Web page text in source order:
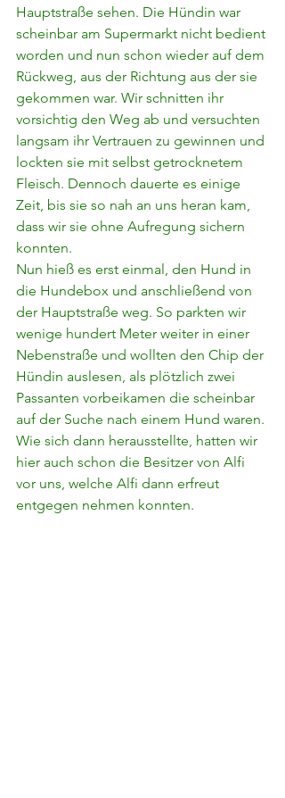
Hauptstraße sehen. Die Hündin war
scheinbar am Supermarkt nicht bedient
worden und nun schon wieder auf dem
Rückweg, aus der Richtung aus der sie
gekommen war. Wir schnitten ihr
vorsichtig den Weg ab und versuchten
langsam ihr Vertrauen zu gewinnen und
lockten sie mit selbst getrocknetem
Fleisch. Dennoch dauerte es einige
Zeit, bis sie so nah an uns heran kam,
dass wir sie ohne Aufregung sichern
konnten.
Nun hieß es erst einmal, den Hund in
die Hundebox und anschließend von
der Hauptstraße weg. So parkten wir
wenige hundert Meter weiter in einer
Nebenstraße und wollten den Chip der
Hündin auslesen, als plötzlich zwei
Passanten vorbeikamen die scheinbar
auf der Suche nach einem Hund waren.
Wie sich dann herausstellte, hatten wir
hier auch schon die Besitzer von Alfi
vor uns, welche Alfi dann erfreut
entgegen nehmen konnten.